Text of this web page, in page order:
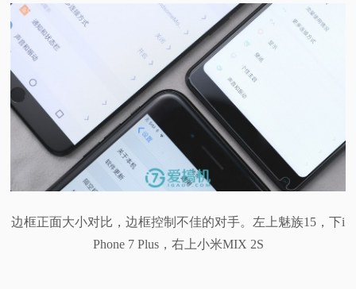
边框正面大小对比，边框控制不佳的对手。左上魅族15，下i
Phone 7 Plus，右上小米MIX 2S